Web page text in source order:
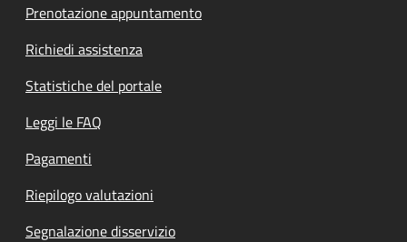
Prenotazione appuntamento
Richiedi assistenza
Statistiche del portale
Leggi le FAQ
Pagamenti
Riepilogo valutazioni
Segnalazione disservizio